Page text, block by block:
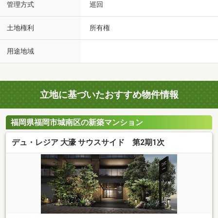
管理方式 巡回
土地権利 所有権
用途地域
立地に基づいたおすすめ物件情報
福岡県福岡市城南区の新築マンション
デュ・レジア 大濠 サウスサイド 第2期1次